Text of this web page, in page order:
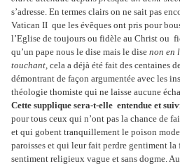
s’adresse. En termes clairs on ne sait pas
Vatican II que les évêques ont pris pour
l’Eglise de toujours ou fidèle au Christ ou
qu’un pape nous le dise mais le dise non en
touchant, cela a déjà été fait des centaines
démontrant de façon argumentée avec les
théologie thomiste qui ne laisse aucune
Cette supplique sera-t-elle entendue et
pour tous ceux qui n’ont pas la chance de
et qui gobent tranquillement le poison
paroisses et qui leur fait perdre gentiment
sentiment religieux vague et sans dogme.